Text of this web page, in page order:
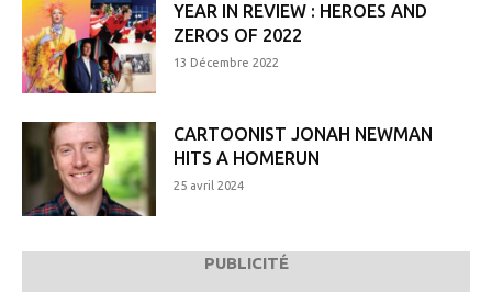
YEAR IN REVIEW : HEROES AND
ZEROS OF 2022
13 Décembre 2022
CARTOONIST JONAH NEWMAN
HITS A HOMERUN
25 avril 2024
PUBLICITÉ